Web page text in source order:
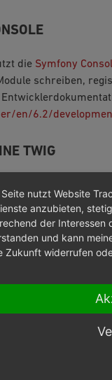
die Symfony
schreiben,
en/6.2/
TWIG
, ein
ob sie Twig anstelle
auf Twig werden
(DI), ein
werden.
Dependency
eines
von außen injiziert.
Beitrag unseres
Seite nutzt Website
anzubieten,
der Interessen
und kann
Zukunft widerrufen